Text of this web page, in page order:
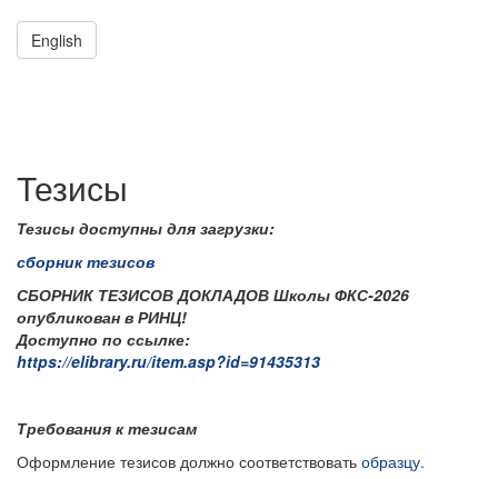
English
Тезисы
Тезисы доступны для загрузки:
сборник тезисов
СБОРНИК ТЕЗИСОВ ДОКЛАДОВ Школы ФКС-2026
опубликован в РИНЦ!
Доступно по ссылке:
https://elibrary.ru/item.asp?id=91435313
Требования к тезисам
Оформление тезисов должно соответствовать образцу.